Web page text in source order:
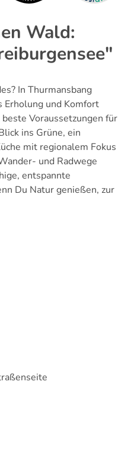
Wald:
In Thurmansbang
Erholung und Komfort
Voraussetzungen für
ins Grüne, ein
mit regionalem Fokus
und Radwege
entspannte
Du Natur genießen, zur